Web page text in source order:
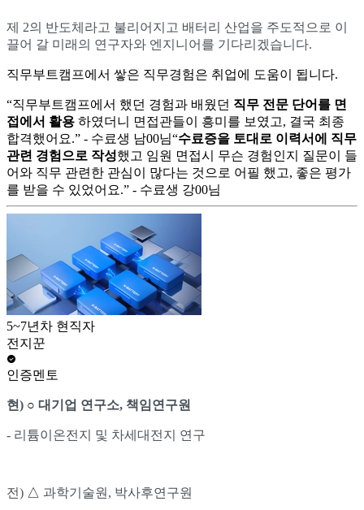
제 2의 반도체라고 불리어지고 배터리 산업을 주도적으로 이
끌어 갈 미래의 연구자와 엔지니어를 기다리겠습니다.
직무부트캠프에서 쌓은 직무경험은 취업에 도움이 됩니다.
“직무부트캠프에서 했던 경험과 배웠던 직무 전문 단어를 면
접에서 활용 하였더니 면접관들이 흥미를 보였고, 결국 최종
합격했어요.” - 수료생 남00님“수료증을 토대로 이력서에 직무
관련 경험으로 작성했고 임원 면접시 무슨 경험인지 질문이 들
어와 직무 관련한 관심이 많다는 것으로 어필 했고, 좋은 평가
를 받을 수 있었어요.” - 수료생 강00님
5~7년차 현직자
전지꾼
인증멘토
현) ○ 대기업 연구소, 책임연구원
- 리튬이온전지 및 차세대전지 연구
전) △ 과학기술원, 박사후연구원